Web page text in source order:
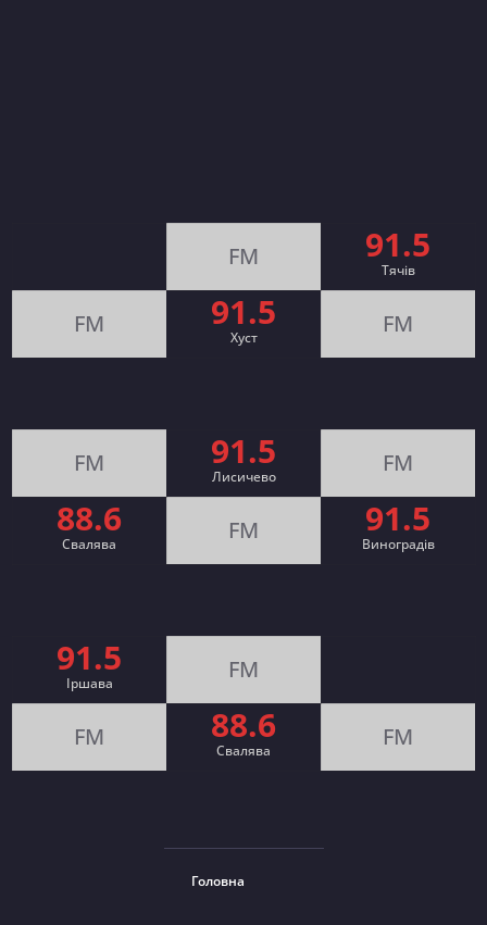
FM 91.5
Тячів
FM 91.5
Хуст FM
FM 91.5
Лисичево FM
88.6
Свалява FM 91.5
Виноградів
91.5
Іршава FM
FM 88.6
Cвалява FM
Головна